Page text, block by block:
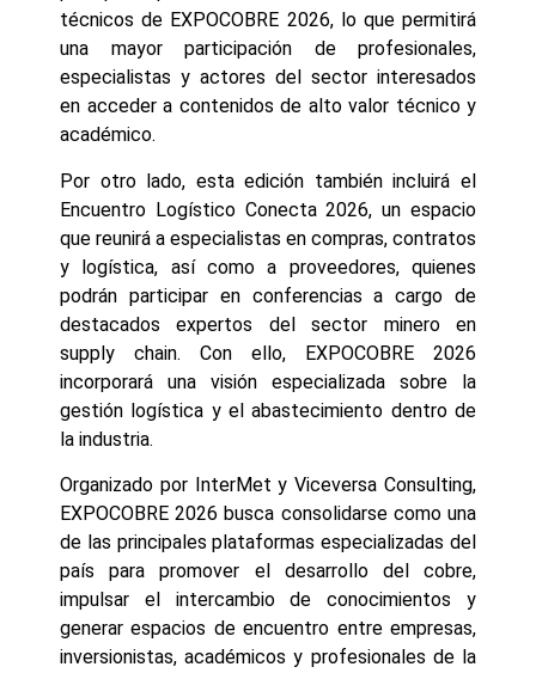
técnicos de EXPOCOBRE 2026, lo que permitirá
una mayor participación de profesionales,
especialistas y actores del sector interesados
en acceder a contenidos de alto valor técnico y
académico.
Por otro lado, esta edición también incluirá el
Encuentro Logístico Conecta 2026, un espacio
que reunirá a especialistas en compras, contratos
y logística, así como a proveedores, quienes
podrán participar en conferencias a cargo de
destacados expertos del sector minero en
supply chain. Con ello, EXPOCOBRE 2026
incorporará una visión especializada sobre la
gestión logística y el abastecimiento dentro de
la industria.
Organizado por InterMet y Viceversa Consulting,
EXPOCOBRE 2026 busca consolidarse como una
de las principales plataformas especializadas del
país para promover el desarrollo del cobre,
impulsar el intercambio de conocimientos y
generar espacios de encuentro entre empresas,
inversionistas, académicos y profesionales de la